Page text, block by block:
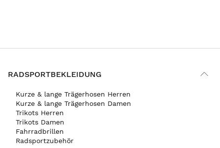
RADSPORTBEKLEIDUNG
Kurze & lange Trägerhosen Herren
Kurze & lange Trägerhosen Damen
Trikots Herren
Trikots Damen
Fahrradbrillen
Radsportzubehör